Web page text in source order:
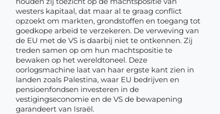
westers kapitaal, dat maar al te graag conflict
opzoekt om markten, grondstoffen en toegang tot
goedkope arbeid te verzekeren. De verweving van
de EU met de VS is daarbij niet te ontkennen. Zij
treden samen op om hun machtspositie te
bewaken op het wereldtoneel. Deze
oorlogsmachine laat van haar ergste kant zien in
landen zoals Palestina, waar EU bedrijven en
pensioenfondsen investeren in de
vestigingseconomie en de VS de bewapening
garandeert van Israël.